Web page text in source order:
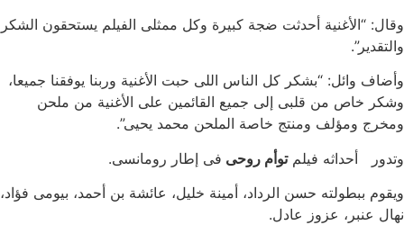
وقال: “الأغنية أحدثت ضجة كبيرة وكل ممثلى الفيلم يستحقون الشكر
والتقدير”.
وأضاف وائل: “بشكر كل الناس اللى حبت الأغنية وربنا يوفقنا جميعا،
وشكر خاص من قلبى إلى جميع القائمين على الأغنية من ملحن
ومخرج ومؤلف ومنتج خاصة الملحن محمد يحيى”.
وتدور أحداثه فيلمتوأم روحى فى إطار رومانسى.
ويقوم ببطولته حسن الرداد، أمينة خليل، عائشة بن أحمد، بيومى فؤاد،
نهال عنبر، عزوز عادل.